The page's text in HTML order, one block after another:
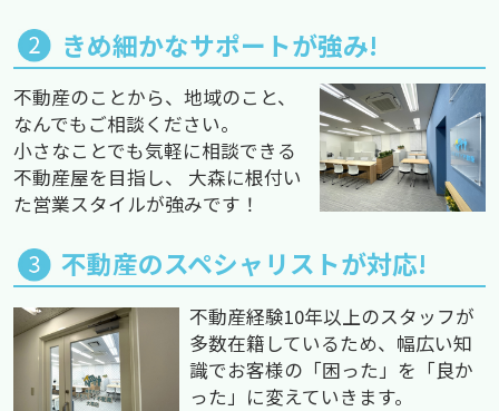
きめ細かなサポートが強み!
不動産のことから、地域のこと、
なんでもご相談ください。
小さなことでも気軽に相談できる
不動産屋を目指し、 大森に根付い
た営業スタイルが強みです！
不動産のスペシャリストが対応!
不動産経験10年以上のスタッフが
多数在籍しているため、幅広い知
識でお客様の「困った」を「良か
った」に変えていきます。